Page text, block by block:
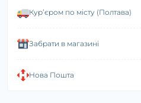
Курʼєром по місту (Полтава)
Забрати в магазині
Нова Пошта